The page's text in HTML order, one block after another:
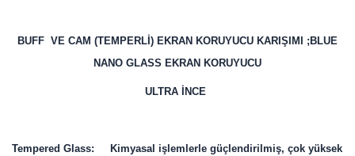
BUFF VE CAM (TEMPERLİ) EKRAN KORUYUCU KARIŞIMI ;BLUE
NANO GLASS EKRAN KORUYUCU
ULTRA İNCE
Tempered Glass: Kimyasal işlemlerle güçlendirilmiş, çok yüksek